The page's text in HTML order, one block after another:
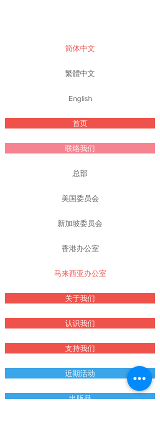
简体中文
繁體中文
English
首页
联络我们
总部
美国委员会
新加坡委员会
香港办公室
马来西亚办公室
关于我们
认识我们
支持我们
近期活动
出版品